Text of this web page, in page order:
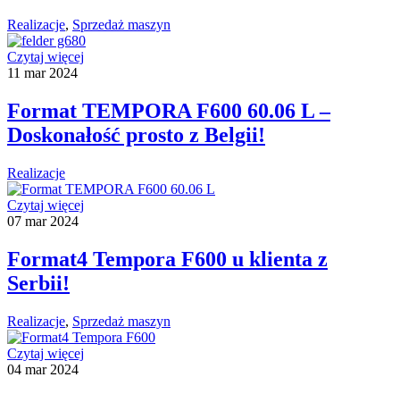
Realizacje, Sprzedaż maszyn
Czytaj więcej
11 mar 2024
Format TEMPORA F600 60.06 L –
Doskonałość prosto z Belgii!
Realizacje
Czytaj więcej
07 mar 2024
Format4 Tempora F600 u klienta z
Serbii!
Realizacje, Sprzedaż maszyn
Czytaj więcej
04 mar 2024